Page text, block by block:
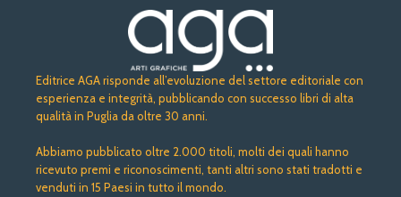
Editrice AGA risponde all’evoluzione del settore editoriale con
esperienza e integrità, pubblicando con successo libri di alta
qualità in Puglia da oltre 30 anni.
Abbiamo pubblicato oltre 2.000 titoli, molti dei quali hanno
ricevuto premi e riconoscimenti, tanti altri sono stati tradotti e
venduti in 15 Paesi in tutto il mondo.